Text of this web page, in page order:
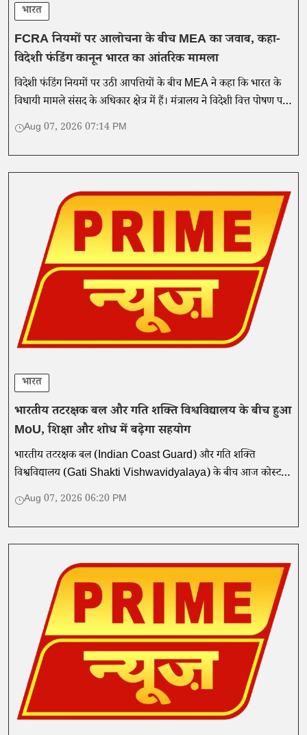
भारत
FCRA नियमों पर आलोचना के बीच MEA का जवाब, कहा-
विदेशी फंडिंग कानून भारत का आंतरिक मामला
विदेशी फंडिंग नियमों पर उठी आपत्तियों के बीच MEA ने कहा कि भारत के
विधायी मामले संसद के अधिकार क्षेत्र में हैं। मंत्रालय ने विदेशी वित्त पोषण पर
वैश्विक नियमों का हवाला दिया।
Aug 07, 2026 07:14 PM
भारत
भारतीय तटरक्षक बल और गति शक्ति विश्वविद्यालय के बीच हुआ
MoU, शिक्षा और शोध में बढ़ेगा सहयोग
भारतीय तटरक्षक बल (Indian Coast Guard) और गति शक्ति
विश्वविद्यालय (Gati Shakti Vishwavidyalaya) के बीच आज कोस्ट
गार्ड मुख्यालय में एक समझौता ज्ञापन (MoU) पर हस्ताक्षर किए गए।
Aug 07, 2026 06:20 PM